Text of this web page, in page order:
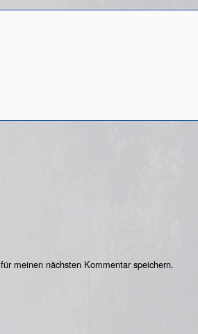
meinen nächsten Kommentar speichern.